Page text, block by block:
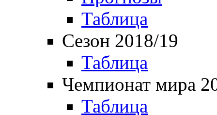
Таблица
Сезон 2018/19
Таблица
Чемпионат мира
Таблица